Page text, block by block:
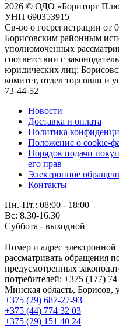
2026 © ОДО «Бориторг
УНП 690353915
Св-во о госрегистрации от
Борисовским районным
уполномоченных
соответствии с
юридических лиц:
комитет, отдел торговли и
73-44-52
Новости
Доставка и оплата
Политика
Положение о cookie-
Порядок подачи
его прав
Электронное
Контакты
Пн.-Пт.: 08:00 - 18:00
Вс: 8.30-16.30
Суббота - выходной
Номер и адрес
рассматривать обращения
предусмотренных
потребителей: +375 (177)
Минская область, Борисов,
+375 (29) 687-27-93
+375 (44) 774 32 03
+375 (29) 151 40 24